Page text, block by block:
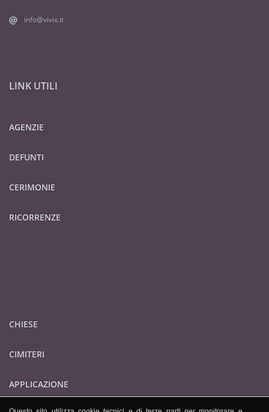
info@vivix.it
LINK UTILI
AGENZIE
DEFUNTI
CERIMONIE
RICORRENZE
CHIESE
CIMITERI
APPLICAZIONE